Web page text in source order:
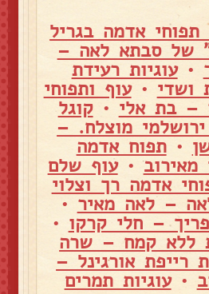
אדמה בגריל
של סבתא לאה –
•עוגיות רעידת
ושדי •עוף ותפוחי
– בת אלי •קוגל
מוצלח. –
•תפוח אדמה
•עוף שלם
אדמה רך וצלוי
– לאה מאיר •
– חלי קרקו •
ללא קמח – שרה
רייפת אורגינל –
•עוגיות תמרים